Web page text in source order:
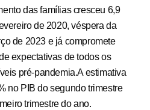
das famílias cresceu 6,9
de 2020, véspera da
de 2023 e já compromete
expectativas de todos os
pré-pandemia.A estimativa
no PIB do segundo trimestre
trimestre do ano.